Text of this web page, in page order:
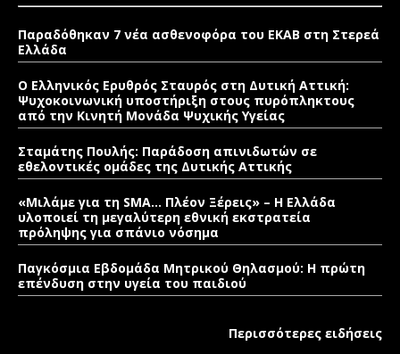
Παραδόθηκαν 7 νέα ασθενοφόρα του ΕΚΑΒ στη Στερεά
Ελλάδα
Ο Ελληνικός Ερυθρός Σταυρός στη Δυτική Αττική:
Ψυχοκοινωνική υποστήριξη στους πυρόπληκτους
από την Κινητή Μονάδα Ψυχικής Υγείας
Σταμάτης Πουλής: Παράδοση απινιδωτών σε
εθελοντικές ομάδες της Δυτικής Αττικής
«Μιλάμε για τη SMA… Πλέον Ξέρεις» – Η Ελλάδα
υλοποιεί τη μεγαλύτερη εθνική εκστρατεία
πρόληψης για σπάνιο νόσημα
Παγκόσμια Εβδομάδα Μητρικού Θηλασμού: Η πρώτη
επένδυση στην υγεία του παιδιού
Περισσότερες ειδήσεις